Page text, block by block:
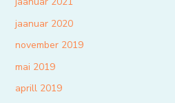
jaanuar 2020
november 2019
mai 2019
aprill 2019